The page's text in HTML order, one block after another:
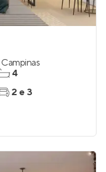
Campinas
4
2 e 3